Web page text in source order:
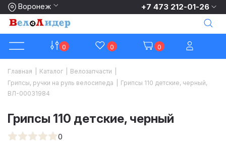
Воронеж +7 473 212-01-26
0 0 0
Главная Каталог Велозапчасти
Грипсы, ручки на руль велосипеда
Грипсы 110 детские, черный,
ВЛ-00031984
Грипсы 110 детские, черный
0